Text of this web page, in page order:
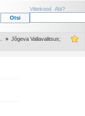
Viitekood Abi?
» Jõgeva Vallavalitsus;